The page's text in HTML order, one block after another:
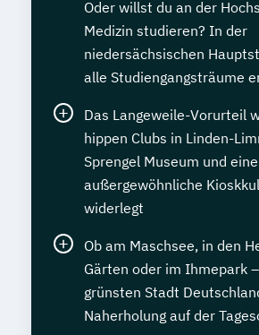
Oder willst du an der
Medizin studieren? In der
niedersächsischen
alle Studiengangsträume
Das Langeweile-Vorurteil
hippen Clubs in Linden-
Sprengel Museum und
außergewöhnliche
widerlegt
Ob am Maschsee, in den
Gärten oder im Ihmepark
grünsten Stadt
Naherholung auf der